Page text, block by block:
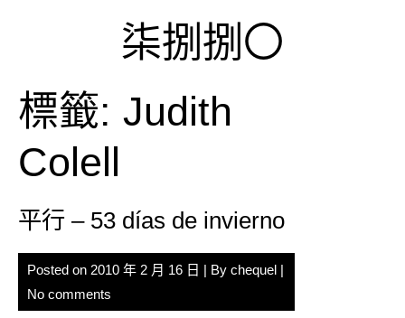
柒捌捌〇
標籤: Judith
Colell
平行 – 53 días de invierno
Posted on 2010 年 2 月 16 日 | By chequel |
No comments